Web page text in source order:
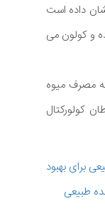
داده است
و کولون می
مصرف میوه
کولورکتال
برای بهبود